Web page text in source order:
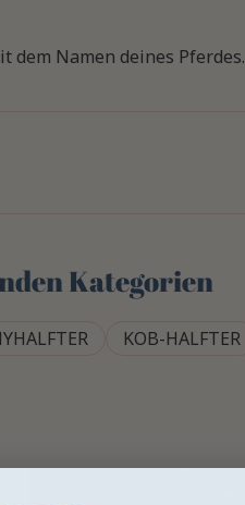
dem Namen deines Pferdes.
Kategorien
KOB-HALFTER